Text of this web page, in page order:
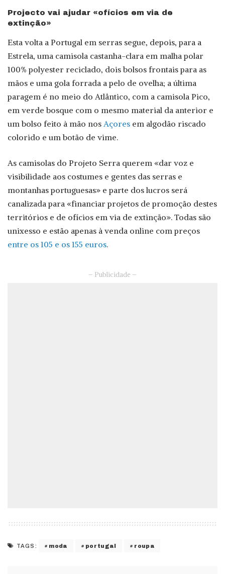
Projecto vai ajudar «ofícios em via de
extinção»
Esta volta a Portugal em serras segue, depois, para a
Estrela, uma camisola castanha-clara em malha polar
100% polyester reciclado, dois bolsos frontais para as
mãos e uma gola forrada a pelo de ovelha; a última
paragem é no meio do Atlântico, com a camisola Pico,
em verde bosque com o mesmo material da anterior e
um bolso feito à mão nos Açores em algodão riscado
colorido e um botão de vime.
As camisolas do Projeto Serra querem «dar voz e
visibilidade aos costumes e gentes das serras e
montanhas portuguesas» e parte dos lucros será
canalizada para «financiar projetos de promoção destes
territórios e de ofícios em via de extinção». Todas são
unixesso e estão apenas à venda online com preços
entre os 105 e os 155 euros.
– Publicidade –
TAGS: moda portugal roupa